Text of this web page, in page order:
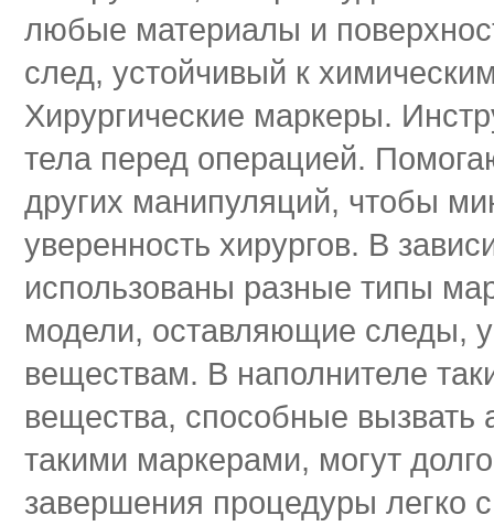
любые материалы и
след, устойчивый к
Хирургические маркеры.
тела перед операцией.
других манипуляций, чтобы
уверенность хирургов. В
использованы разные типы
модели, оставляющие следы,
веществам. В наполнителе
вещества, способные
такими маркерами, могут
завершения процедуры легко